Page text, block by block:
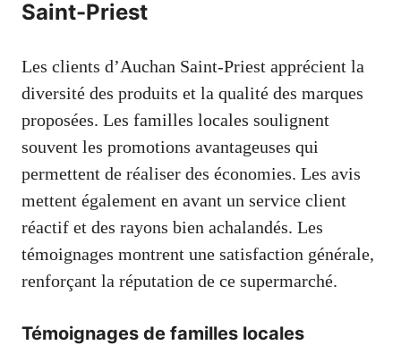
Saint-Priest
Les clients d’Auchan Saint-Priest apprécient la
diversité des produits et la qualité des marques
proposées. Les familles locales soulignent
souvent les promotions avantageuses qui
permettent de réaliser des économies. Les avis
mettent également en avant un service client
réactif et des rayons bien achalandés. Les
témoignages montrent une satisfaction générale,
renforçant la réputation de ce supermarché.
Témoignages de familles locales